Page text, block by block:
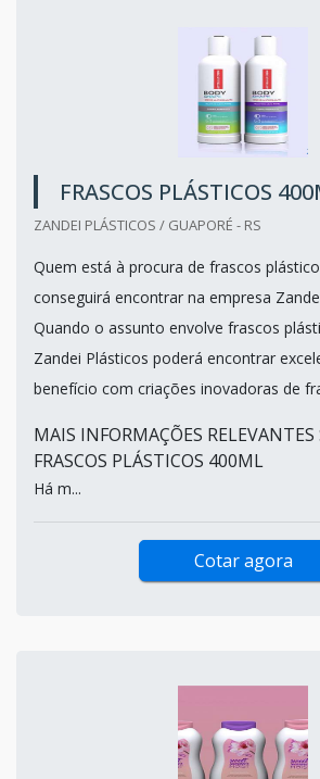
FRASCOS PLÁSTICOS
ZANDEI PLÁSTICOS / GUAPORÉ - RS
Quem está à procura de frascos
conseguirá encontrar na empresa
Quando o assunto envolve frascos
Zandei Plásticos poderá encontrar
benefício com criações inovadoras de
MAIS INFORMAÇÕES RELEVANTES
FRASCOS PLÁSTICOS 400ML
Há m...
Cotar agora